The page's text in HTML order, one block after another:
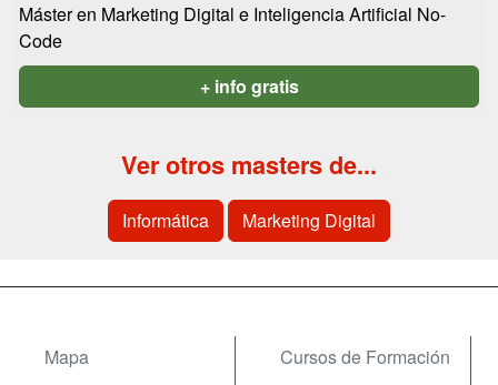
Máster en Marketing Digital e Inteligencia Artificial No-
Code
+ info gratis
Ver otros masters de...
Informática Marketing Digital
Mapa
Cursos de Formación